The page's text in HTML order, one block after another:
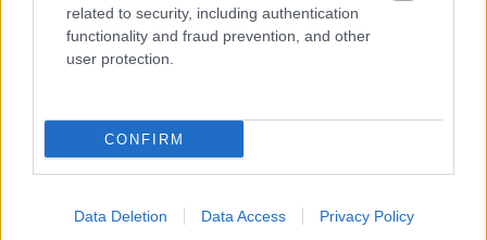
related to security, including authentication
functionality and fraud prevention, and other
user protection.
CONFIRM
Data Deletion Data Access Privacy Policy
Κουίζ: Πόσο καλά γνωρίζετε την
ελληνική μυθολογία; Μπορείτε να